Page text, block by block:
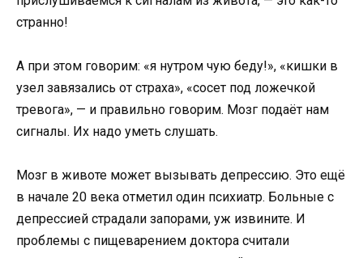
странно!
А при этом говорим: «я нутром чую беду!», «кишки в
узел завязались от страха», «сосет под ложечкой
тревога», — и правильно говорим. Мозг подаёт нам
сигналы. Их надо уметь слушать.
Мозг в животе может вызывать депрессию. Это ещё
в начале 20 века отметил один психиатр. Больные с
депрессией страдали запорами, уж извините. И
проблемы с пищеварением доктора считали